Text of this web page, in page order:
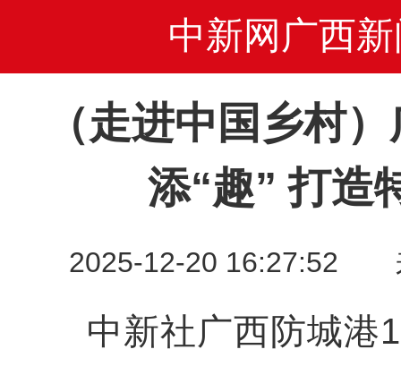
中新网广西新
（走进中国乡村
添“趣” 打造
2025-12-20 16:27:52
中新社广西防城港